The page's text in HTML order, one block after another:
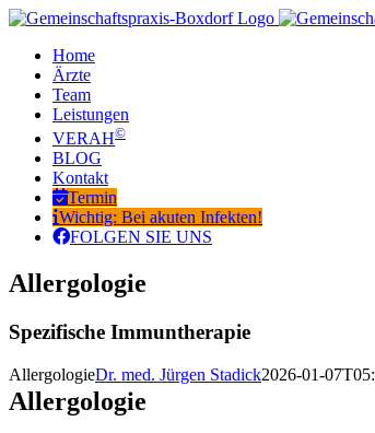
Zum
springenHome
Ärzte
Team
Leistungen
VERAH©
BLOG
Kontakt
Termin
Wichtig: Bei akuten Infekten!
FOLGEN SIE UNS
Allergologie
Spezifische Immuntherapie
AllergologieDr. med. Jürgen Stadick2026-01-
Allergologie